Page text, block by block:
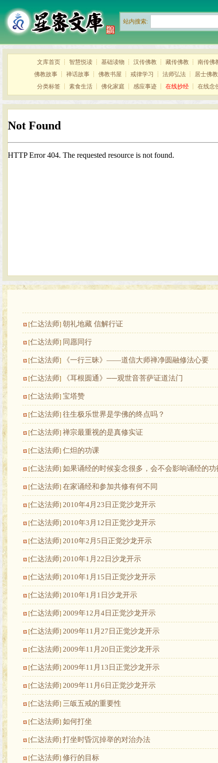
站内搜索:
文库首页 ┊ 智慧悦读 ┊ 基础读物 ┊ 汉传佛教 ┊ 藏传佛教 ┊ 南传佛
佛教故事 ┊ 禅话故事 ┊ 佛教书屋 ┊ 戒律学习 ┊ 法师弘法 ┊ 居士佛教
分类标签 ┊ 素食生活 ┊ 佛化家庭 ┊ 感应事迹 ┊ 在线抄经 ┊ 在线念
[仁达法师] 朝礼地藏 信解行证
[仁达法师] 同愿同行
[仁达法师] 《一行三昧》——道信大师禅净圆融修法心要
[仁达法师] 《耳根圆通》──观世音菩萨证道法门
[仁达法师] 宝塔赞
[仁达法师] 往生极乐世界是学佛的终点吗？
[仁达法师] 禅宗最重视的是真修实证
[仁达法师] 仁炟的功课
[仁达法师] 如果诵经的时候妄念很多，会不会影响诵经的功
[仁达法师] 在家诵经和参加共修有何不同
[仁达法师] 2010年4月23日正觉沙龙开示
[仁达法师] 2010年3月12日正觉沙龙开示
[仁达法师] 2010年2月5日正觉沙龙开示
[仁达法师] 2010年1月22日沙龙开示
[仁达法师] 2010年1月15日正觉沙龙开示
[仁达法师] 2010年1月1日沙龙开示
[仁达法师] 2009年12月4日正觉沙龙开示
[仁达法师] 2009年11月27日正觉沙龙开示
[仁达法师] 2009年11月20日正觉沙龙开示
[仁达法师] 2009年11月13日正觉沙龙开示
[仁达法师] 2009年11月6日正觉沙龙开示
[仁达法师] 三皈五戒的重要性
[仁达法师] 如何打坐
[仁达法师] 打坐时昏沉掉举的对治办法
[仁达法师] 修行的目标